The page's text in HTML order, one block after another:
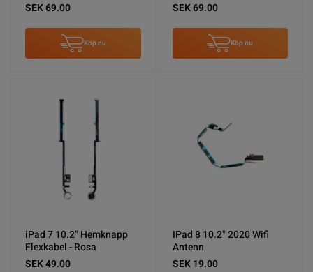
SEK 69.00
Köp nu
SEK 69.00
Köp nu
iPad 7 10.2" Hemknapp
Flexkabel - Rosa
SEK 49.00
IPad 8 10.2" 2020 Wifi
Antenn
SEK 19.00